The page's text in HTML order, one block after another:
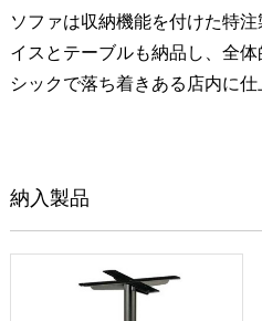
ソファは収納機能を付けた特注
イスとテーブルも納品し、全
シックで落ち着きある店内に仕
納入製品